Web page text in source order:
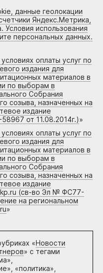
данные геолокации
Яндекс.Метрика,
Условия использования
персональных данных.
оплаты услуг по
издания для
материалов в
по выборам в
Собрания
созыва, назначенных на
издание
от 11.08.2014г.)»
оплаты услуг по
издания для
материалов в
по выборам в
Собрания
созыва, назначенных на
издание
(св-во Эл № ФС77-
на региональном
»
«Новости
» с тегами
«политика»,